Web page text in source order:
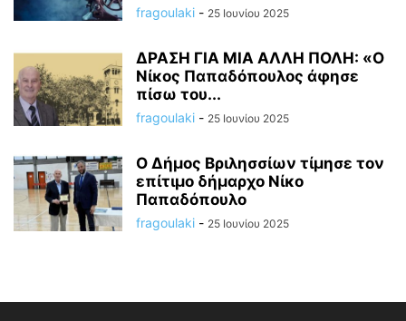
fragoulaki - 25 Ιουνίου 2025
ΔΡΑΣΗ ΓΙΑ ΜΙΑ ΑΛΛΗ ΠΟΛΗ: «Ο
Νίκος Παπαδόπουλος άφησε
πίσω του...
fragoulaki - 25 Ιουνίου 2025
Ο Δήμος Βριλησσίων τίμησε τον
επίτιμο δήμαρχο Νίκο
Παπαδόπουλο
fragoulaki - 25 Ιουνίου 2025